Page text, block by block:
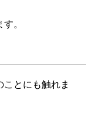
。
とにも触れま